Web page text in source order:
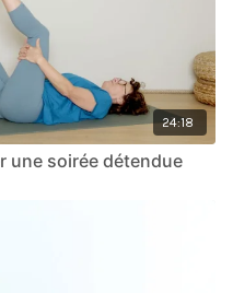
24:18
une soirée détendue